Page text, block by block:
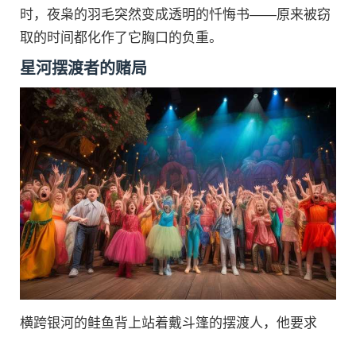
时，夜枭的羽毛突然变成透明的忏悔书——原来被窃
取的时间都化作了它胸口的负重。
星河摆渡者的赌局
横跨银河的鲑鱼背上站着戴斗篷的摆渡人，他要求